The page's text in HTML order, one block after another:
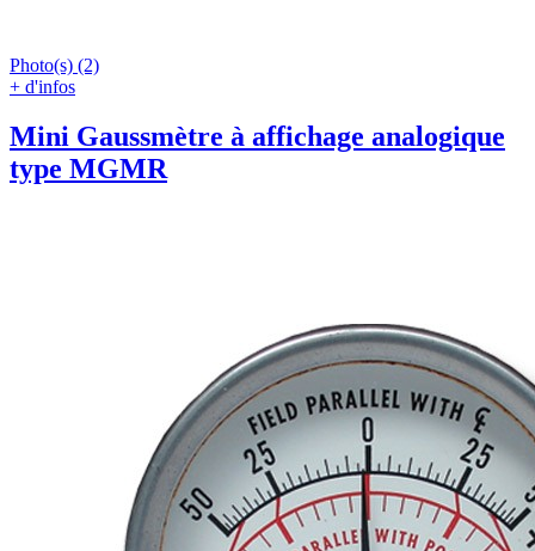
Photo(s) (2)
+ d'infos
Mini Gaussmètre à affichage analogique
type MGMR